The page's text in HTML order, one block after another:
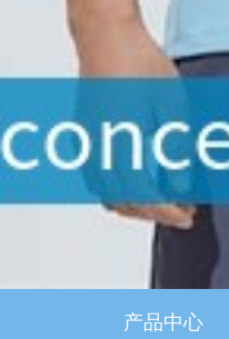
产品中心